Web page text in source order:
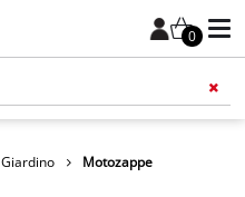
0
Giardino Motozappe